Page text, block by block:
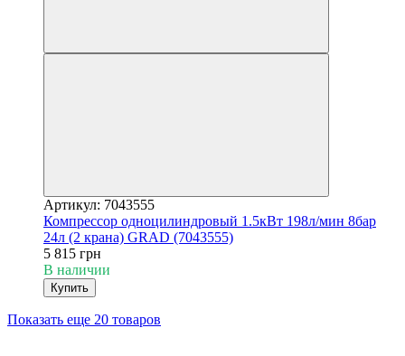
Артикул: 7043555
Компрессор одноцилиндровый 1.5кВт 198л/мин 8бар
24л (2 крана) GRAD (7043555)
5 815 грн
В наличии
Купить
Показать еще 20 товаров